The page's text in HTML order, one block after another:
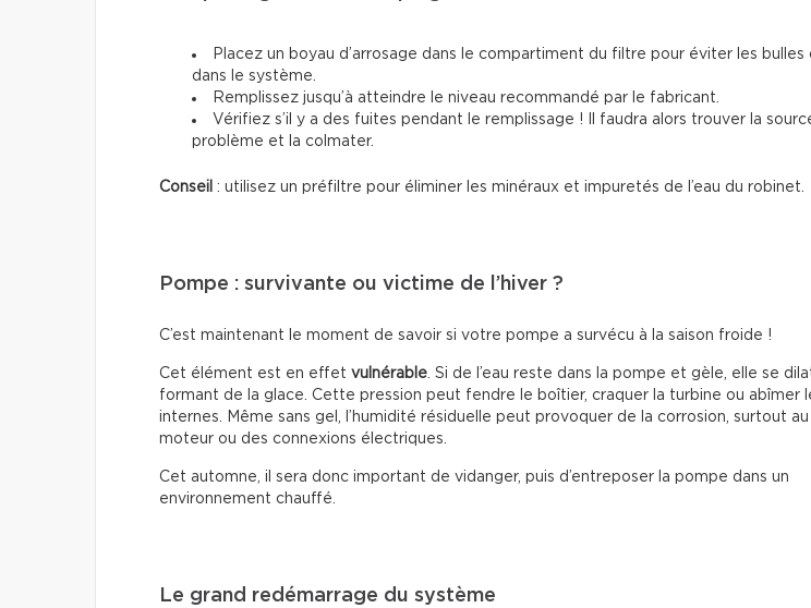
Placez un boyau d’arrosage dans le compartiment du filtre pour éviter les bulles
dans le système.
Remplissez jusqu’à atteindre le niveau recommandé par le fabricant.
Vérifiez s’il y a des fuites pendant le remplissage ! Il faudra alors trouver la
problème et la colmater.
Conseil : utilisez un préfiltre pour éliminer les minéraux et impuretés de l’eau du robinet.
Pompe : survivante ou victime de l’hiver ?
C’est maintenant le moment de savoir si votre pompe a survécu à la saison froide !
Cet élément est en effet vulnérable. Si de l’eau reste dans la pompe et gèle, elle se
formant de la glace. Cette pression peut fendre le boîtier, craquer la turbine ou abîmer
internes. Même sans gel, l’humidité résiduelle peut provoquer de la corrosion, surtout au
moteur ou des connexions électriques.
Cet automne, il sera donc important de vidanger, puis d’entreposer la pompe dans un
environnement chauffé.
Le grand redémarrage du système